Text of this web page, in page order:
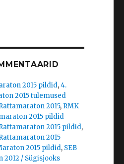
2015 pildid,4.
2015 tulemused
2015, RMK
2015 pildid
2015 pildid,
2015
2015 pildid, SEB
/ Sügisjooks